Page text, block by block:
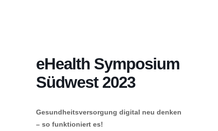
eHealth Symposium
Südwest 2023
Gesundheitsversorgung digital neu denken
– so funktioniert es!